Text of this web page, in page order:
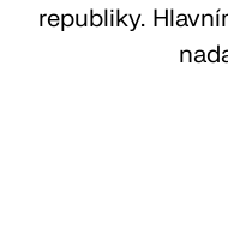
republiky.